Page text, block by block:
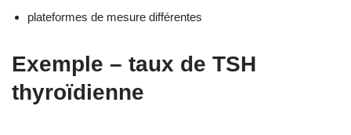
plateformes de mesure différentes
Exemple – taux de TSH
thyroïdienne